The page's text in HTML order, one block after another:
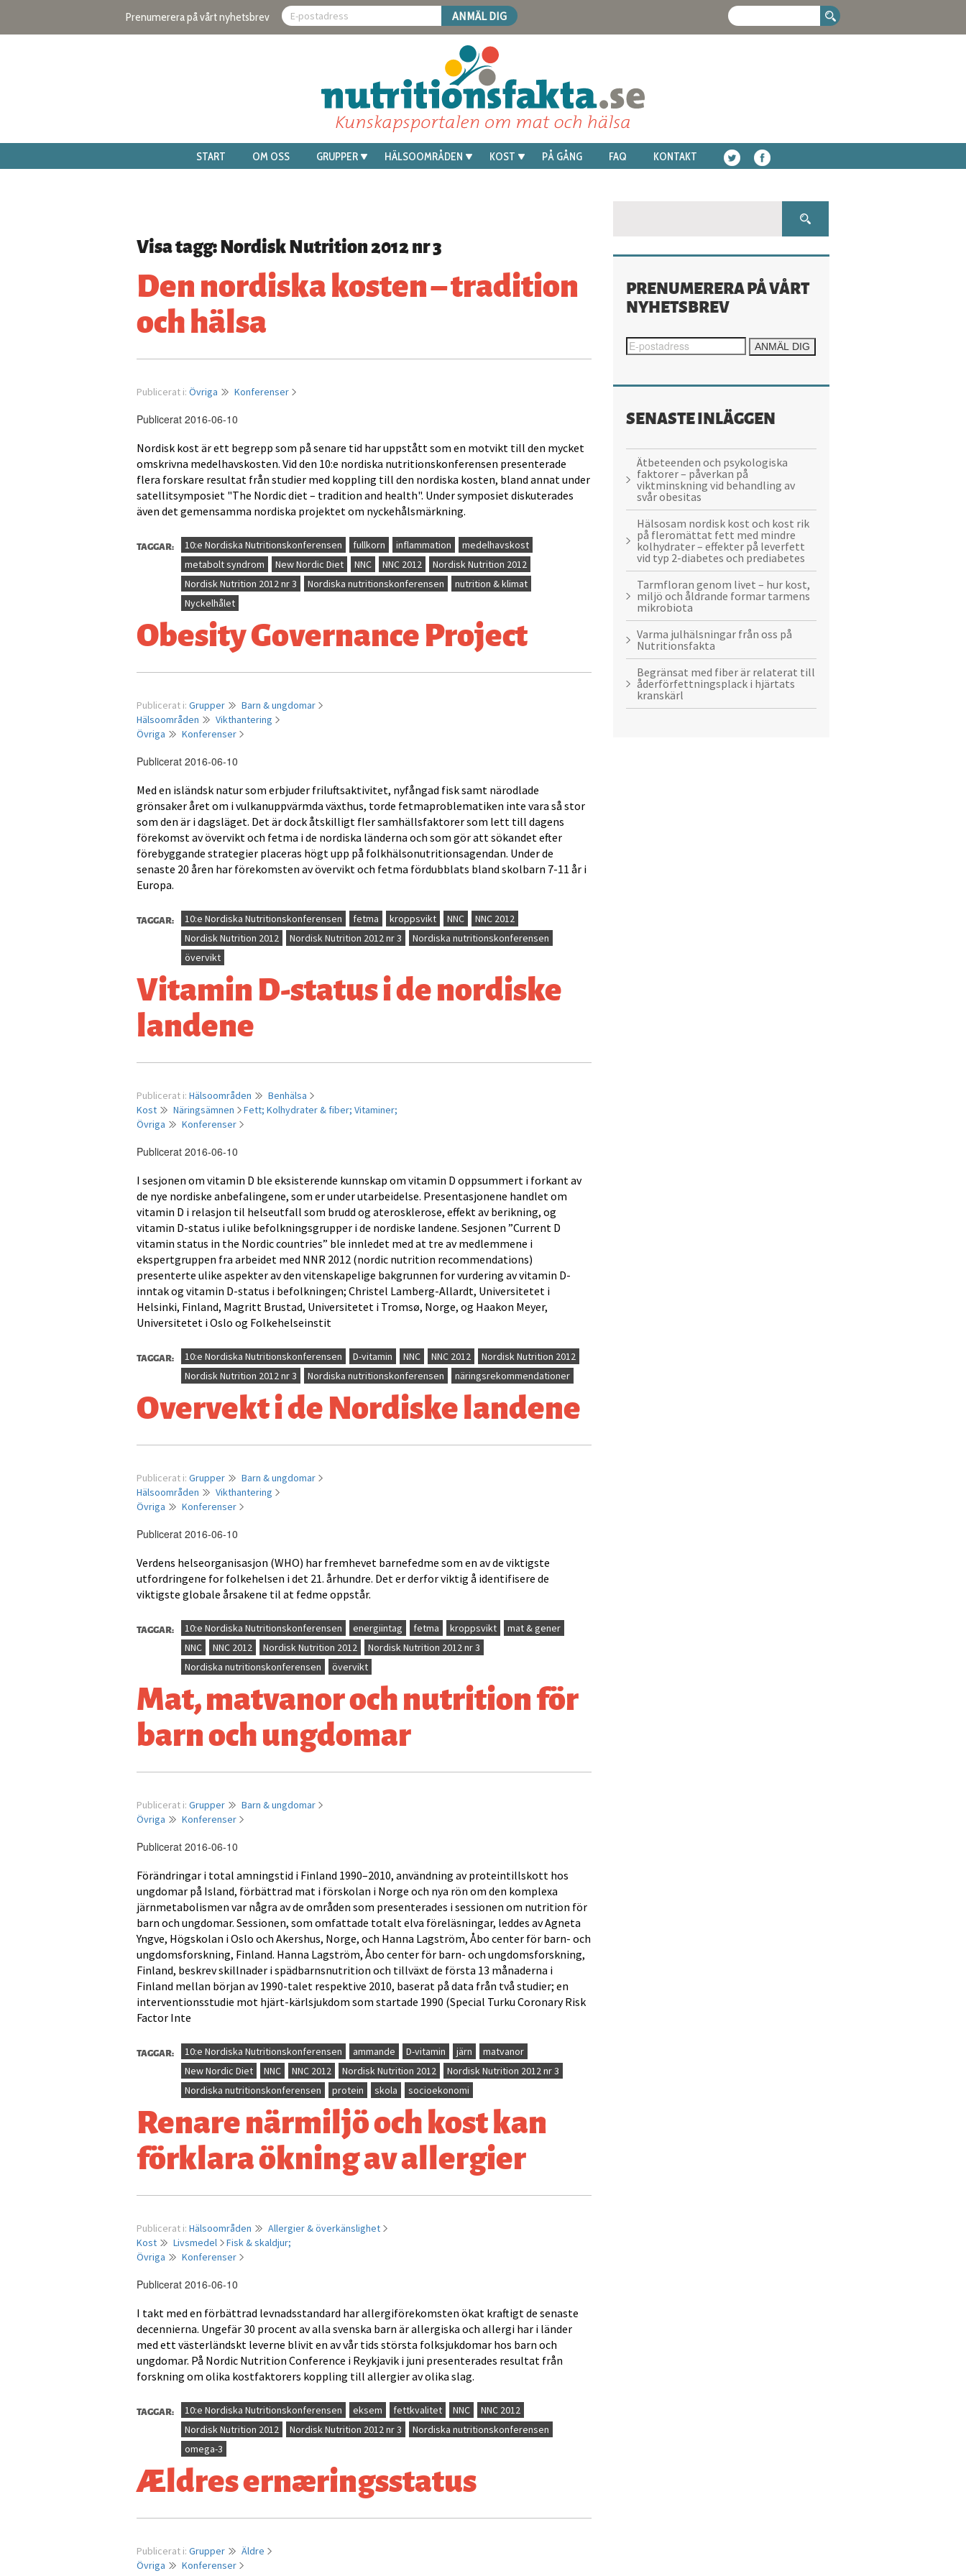
Prenumerera på vårt nyhetsbrev
START OM OSS GRUPPER HÄLSOOMRÅDEN KOST PÅ GÅNG FAQ KONTAKT
Visa tagg: Nordisk Nutrition 2012 nr 3
Den nordiska kosten – tradition
och hälsa
Publicerat i: Övriga Konferenser
Publicerat 2016-06-10
Nordisk kost är ett begrepp som på senare tid har uppstått som en motvikt till den mycket
omskrivna medelhavskosten. Vid den 10:e nordiska nutritionskonferensen presenterade
flera forskare resultat från studier med koppling till den nordiska kosten, bland annat under
satellitsymposiet "The Nordic diet – tradition and health". Under symposiet diskuterades
även det gemensamma nordiska projektet om nyckehålsmärkning.
TAGGAR: 10:e Nordiska Nutritionskonferensen fullkorn inflammation
medelhavskost
metabolt syndrom
New Nordic Diet NNC NNC 2012
Nordisk Nutrition 2012
Nordisk Nutrition 2012 nr 3
Nordiska nutritionskonferensen
nutrition & klimat
Nyckelhålet
Obesity Governance Project
Publicerat i: Grupper
Barn & ungdomar
Hälsoområden
Vikthantering
Övriga
Konferenser
Publicerat 2016-06-10
Med en isländsk natur som erbjuder friluftsaktivitet, nyfångad fisk samt närodlade
grönsaker året om i vulkanuppvärmda växthus, torde fetmaproblematiken inte vara så stor
som den är i dagsläget. Det är dock åtskilligt fler samhällsfaktorer som lett till dagens
förekomst av övervikt och fetma i de nordiska länderna och som gör att sökandet efter
förebyggande strategier placeras högt upp på folkhälsonutritionsagendan. Under de
senaste 20 åren har förekomsten av övervikt och fetma fördubblats bland skolbarn 7-11 år i
Europa.
TAGGAR: 10:e Nordiska Nutritionskonferensen fetma kroppsvikt NNC
NNC 2012
Nordisk Nutrition 2012
Nordisk Nutrition 2012 nr 3
Nordiska nutritionskonferensen
övervikt
Vitamin D-status i de nordiske
landene
Publicerat i: Hälsoområden
Benhälsa
Kost
Näringsämnen Fett; Kolhydrater & fiber; Vitaminer;
Övriga
Konferenser
Publicerat 2016-06-10
I sesjonen om vitamin D ble eksisterende kunnskap om vitamin D oppsummert i forkant av
de nye nordiske anbefalingene, som er under utarbeidelse. Presentasjonene handlet om
vitamin D i relasjon til helseutfall som brudd og aterosklerose, effekt av berikning, og
vitamin D-status i ulike befolkningsgrupper i de nordiske landene. Sesjonen ”Current D
vitamin status in the Nordic countries” ble innledet med at tre av medlemmene i
ekspertgruppen fra arbeidet med NNR 2012 (nordic nutrition recommendations)
presenterte ulike aspekter av den vitenskapelige bakgrunnen for vurdering av vitamin D-
inntak og vitamin D-status i befolkningen; Christel Lamberg-Allardt, Universitetet i
Helsinki, Finland, Magritt Brustad, Universitetet i Tromsø, Norge, og Haakon Meyer,
Universitetet i Oslo og Folkehelseinstit
TAGGAR: 10:e Nordiska Nutritionskonferensen D-vitamin NNC NNC 2012
Nordisk Nutrition 2012
Nordisk Nutrition 2012 nr 3
Nordiska nutritionskonferensen näringsrekommendationer
Overvekt i de Nordiske landene
Publicerat i: Grupper
Barn & ungdomar
Hälsoområden
Vikthantering
Övriga
Konferenser
Publicerat 2016-06-10
Verdens helseorganisasjon (WHO) har fremhevet barnefedme som en av de viktigste
utfordringene for folkehelsen i det 21. århundre. Det er derfor viktig å identifisere de
viktigste globale årsakene til at fedme oppstår.
TAGGAR: 10:e Nordiska Nutritionskonferensen energiintag fetma kroppsvikt
mat & gener
NNC
NNC 2012 Nordisk Nutrition 2012
Nordisk Nutrition 2012 nr 3
Nordiska nutritionskonferensen
övervikt
Mat, matvanor och nutrition för
barn och ungdomar
Publicerat i: Grupper
Barn & ungdomar
Övriga
Konferenser
Publicerat 2016-06-10
Förändringar i total amningstid i Finland 1990–2010, användning av proteintillskott hos
ungdomar på Island, förbättrad mat i förskolan i Norge och nya rön om den komplexa
järnmetabolismen var några av de områden som presenterades i sessionen om nutrition för
barn och ungdomar. Sessionen, som omfattade totalt elva föreläsningar, leddes av Agneta
Yngve, Högskolan i Oslo och Akershus, Norge, och Hanna Lagström, Åbo center för barn- och
ungdomsforskning, Finland. Hanna Lagström, Åbo center för barn- och ungdomsforskning,
Finland, beskrev skillnader i spädbarnsnutrition och tillväxt de första 13 månaderna i
Finland mellan början av 1990-talet respektive 2010, baserat på data från två studier; en
interventionsstudie mot hjärt-kärlsjukdom som startade 1990 (Special Turku Coronary Risk
Factor Inte
TAGGAR: 10:e Nordiska Nutritionskonferensen ammande D-vitamin järn
matvanor
New Nordic Diet
NNC NNC 2012 Nordisk Nutrition 2012
Nordisk Nutrition 2012 nr 3
Nordiska nutritionskonferensen
protein skola socioekonomi
Renare närmiljö och kost kan
förklara ökning av allergier
Publicerat i: Hälsoområden
Allergier & överkänslighet
Kost
Livsmedel
Fisk & skaldjur;
Övriga
Konferenser
Publicerat 2016-06-10
I takt med en förbättrad levnadsstandard har allergiförekomsten ökat kraftigt de senaste
decennierna. Ungefär 30 procent av alla svenska barn är allergiska och allergi har i länder
med ett västerländskt leverne blivit en av vår tids största folksjukdomar hos barn och
ungdomar. På Nordic Nutrition Conference i Reykjavik i juni presenterades resultat från
forskning om olika kostfaktorers koppling till allergier av olika slag.
TAGGAR: 10:e Nordiska Nutritionskonferensen eksem fettkvalitet NNC
NNC 2012
Nordisk Nutrition 2012
Nordisk Nutrition 2012 nr 3
Nordiska nutritionskonferensen
omega-3
Ældres ernæringsstatus
Publicerat i: Grupper
Äldre
Övriga
Konferenser
PRENUMERERA PÅ VÅRT
NYHETSBREV
SENASTE INLÄGGEN
Ätbeteenden och psykologiska
faktorer – påverkan på
viktminskning vid behandling av
svår obesitas
Hälsosam nordisk kost och kost rik
på fleromättat fett med mindre
kolhydrater – effekter på leverfett
vid typ 2-diabetes och prediabetes
Tarmfloran genom livet – hur kost,
miljö och åldrande formar tarmens
mikrobiota
Varma julhälsningar från oss på
Nutritionsfakta
Begränsat med fiber är relaterat till
åderförfettningsplack i hjärtats
kranskärl